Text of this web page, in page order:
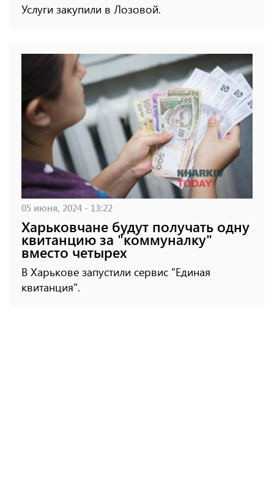
Услуги закупили в Лозовой.
05 июня, 2024 - 13:22
Харьковчане будут получать одну
квитанцию ​​за "коммуналку"
вместо четырех
В Харькове запустили сервис "Единая
квитанция".